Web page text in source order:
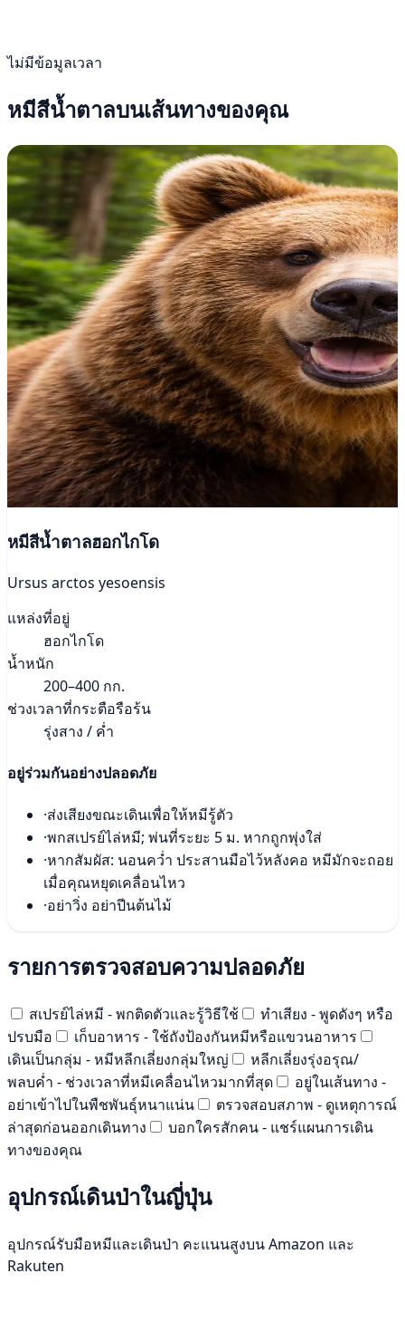
ไม่มีข้อมูลเวลา
หมีสีน้ำตาลบนเส้นทางของคุณ
หมีสีน้ำตาลฮอกไกโด
Ursus arctos yesoensis
แหล่งที่อยู่
ฮอกไกโด
น้ำหนัก
200–400 กก.
ช่วงเวลาที่กระตือรือร้น
รุ่งสาง / ค่ำ
อยู่ร่วมกันอย่างปลอดภัย
·ส่งเสียงขณะเดินเพื่อให้หมีรู้ตัว
·พกสเปรย์ไล่หมี; พ่นที่ระยะ 5 ม. หากถูกพุ่งใส่
·หากสัมผัส: นอนคว่ำ ประสานมือไว้หลังคอ หมีมักจะถอย
เมื่อคุณหยุดเคลื่อนไหว
·อย่าวิ่ง อย่าปีนต้นไม้
รายการตรวจสอบความปลอดภัย
สเปรย์ไล่หมี - พกติดตัวและรู้วิธีใช้
ทำเสียง - พูดดังๆ หรือ
ปรบมือ
เก็บอาหาร - ใช้ถังป้องกันหมีหรือแขวนอาหาร
เดินเป็นกลุ่ม - หมีหลีกเลี่ยงกลุ่มใหญ่
หลีกเลี่ยงรุ่งอรุณ/
พลบค่ำ - ช่วงเวลาที่หมีเคลื่อนไหวมากที่สุด
อยู่ในเส้นทาง -
อย่าเข้าไปในพืชพันธุ์หนาแน่น
ตรวจสอบสภาพ - ดูเหตุการณ์
ล่าสุดก่อนออกเดินทาง
บอกใครสักคน - แชร์แผนการเดิน
ทางของคุณ
อุปกรณ์เดินป่าในญี่ปุ่น
อุปกรณ์รับมือหมีและเดินป่า คะแนนสูงบน Amazon และ
Rakuten